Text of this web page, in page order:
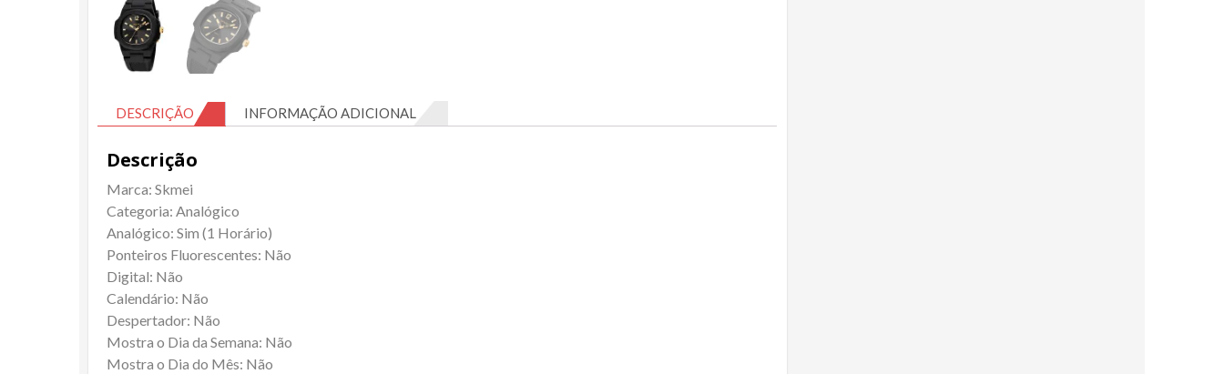
DESCRIÇÃO INFORMAÇÃO ADICIONAL
Descrição
Marca: Skmei
Categoria: Analógico
Analógico: Sim (1 Horário)
Ponteiros Fluorescentes: Não
Digital: Não
Calendário: Não
Despertador: Não
Mostra o Dia da Semana: Não
Mostra o Dia do Mês: Não